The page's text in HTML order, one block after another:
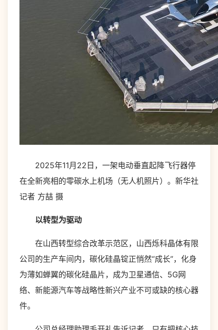
2025年11月22日，一架电动垂直起降飞行器停
在全新亮相的零碳水上机场（无人机照片）。新华社
记者 方喆 摄
以转型为驱动
在山西转型综合改革示范区，山西烁科晶体有限
公司的生产车间内，碳化硅晶锭正悄然“成长”，化身
为薄如蝉翼的碳化硅晶片，成为卫星通信、5G网
络、新能源汽车等战略性新兴产业不可或缺的核心器
件。